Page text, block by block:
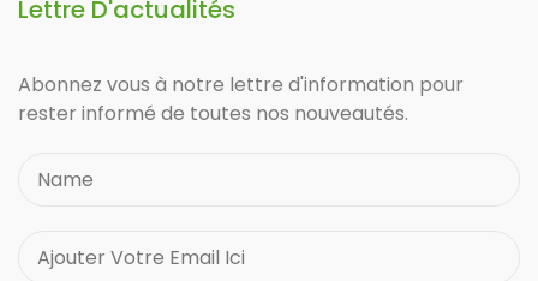
Lettre D'actualités
Abonnez vous à notre lettre d'information pour
rester informé de toutes nos nouveautés.